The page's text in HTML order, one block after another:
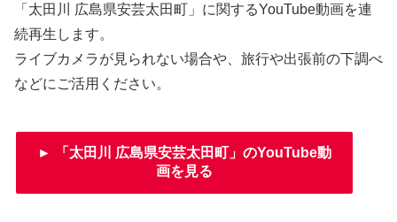
「太田川 広島県安芸太田町」に関するYouTube動画を連
続再生します。
ライブカメラが見られない場合や、旅行や出張前の下調べ
などにご活用ください。
► 「太田川 広島県安芸太田町」のYouTube動
画を見る